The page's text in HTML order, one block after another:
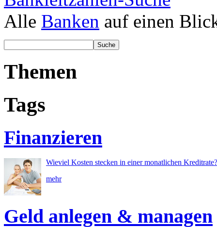
Alle Banken auf einen
Themen
Tags
Finanzieren
Wieviel Kosten stecken in einer monatlichen
mehr
Geld anlegen & managen